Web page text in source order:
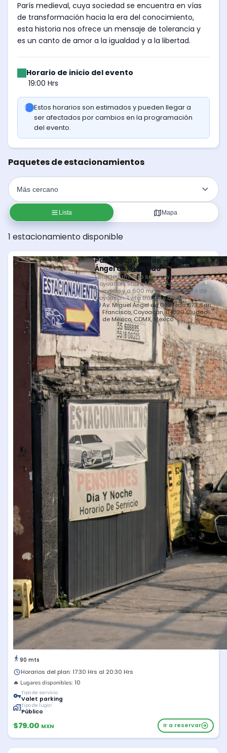
París medieval, cuya sociedad se encuentra en vías
de transformación hacia la era del conocimiento,
esta historia nos ofrece un mensaje de tolerancia y
es un canto de amor a la igualdad y a la libertad.
Horario de inicio del evento
19:00 Hrs
Estos horarios son estimados y pueden llegar a
ser afectados por cambios en la programación
del evento.
Paquetes de estacionamientos
Lista Mapa
1 estacionamiento disponible
90 mts
Parkeo Coyoacán – Miguel
Ángel de Quevedo
Estacionamiento seguro y accesible en
Coyoacán, sobre Miguel Ángel de
Quevedo y a 600 metros del Centro de
Coyoacán. Evita tráfico y ahorra.
Av. Miguel Ángel de Quevedo 673, San
Francisco, Coyoacán, 04320 Ciudad
de México, CDMX, Mexico
Horarios del plan: 17:30 Hrs al 20:30 Hrs
🔥 Lugares disponibles: 10
Tipo de servicio
Valet parking
Tipo de lugar
Público
$79.00 MXN Ir a reservar